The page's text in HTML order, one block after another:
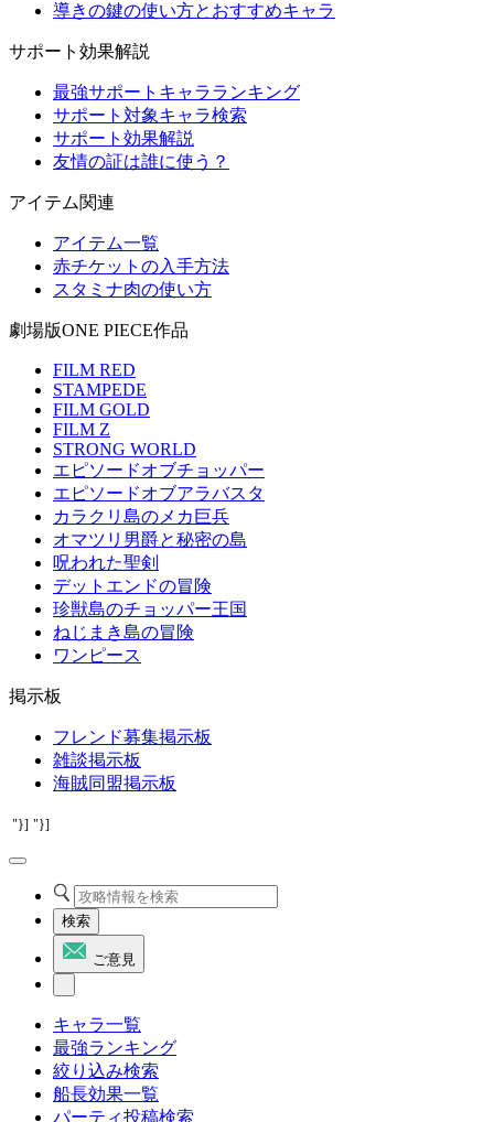
導きの鍵の使い方とおすすめキャラ
サポート効果解説
最強サポートキャラランキング
サポート対象キャラ検索
サポート効果解説
友情の証は誰に使う？
アイテム関連
アイテム一覧
赤チケットの入手方法
スタミナ肉の使い方
劇場版ONE PIECE作品
FILM RED
STAMPEDE
FILM GOLD
FILM Z
STRONG WORLD
エピソードオブチョッパー
エピソードオブアラバスタ
カラクリ島のメカ巨兵
オマツリ男爵と秘密の島
呪われた聖剣
デットエンドの冒険
珍獣島のチョッパー王国
ねじまき島の冒険
ワンピース
掲示板
フレンド募集掲示板
雑談掲示板
海賊同盟掲示板
"}] "}]
検索
ご意見
キャラ一覧
最強ランキング
絞り込み検索
船長効果一覧
パーティ投稿検索